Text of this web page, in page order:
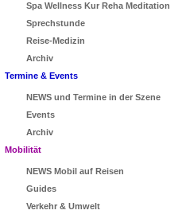
Spa Wellness Kur Reha Meditation
Sprechstunde
Reise-Medizin
Archiv
Termine & Events
NEWS und Termine in der Szene
Events
Archiv
Mobilität
NEWS Mobil auf Reisen
Guides
Verkehr & Umwelt